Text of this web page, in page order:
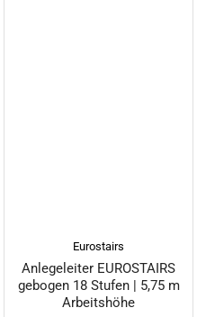
Eurostairs
Anlegeleiter EUROSTAIRS
gebogen 18 Stufen | 5,75 m
Arbeitshöhe